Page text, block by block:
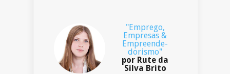
"Emprego,
Empresas &
Empreende-
dorismo"
por Rute da
Silva Brito